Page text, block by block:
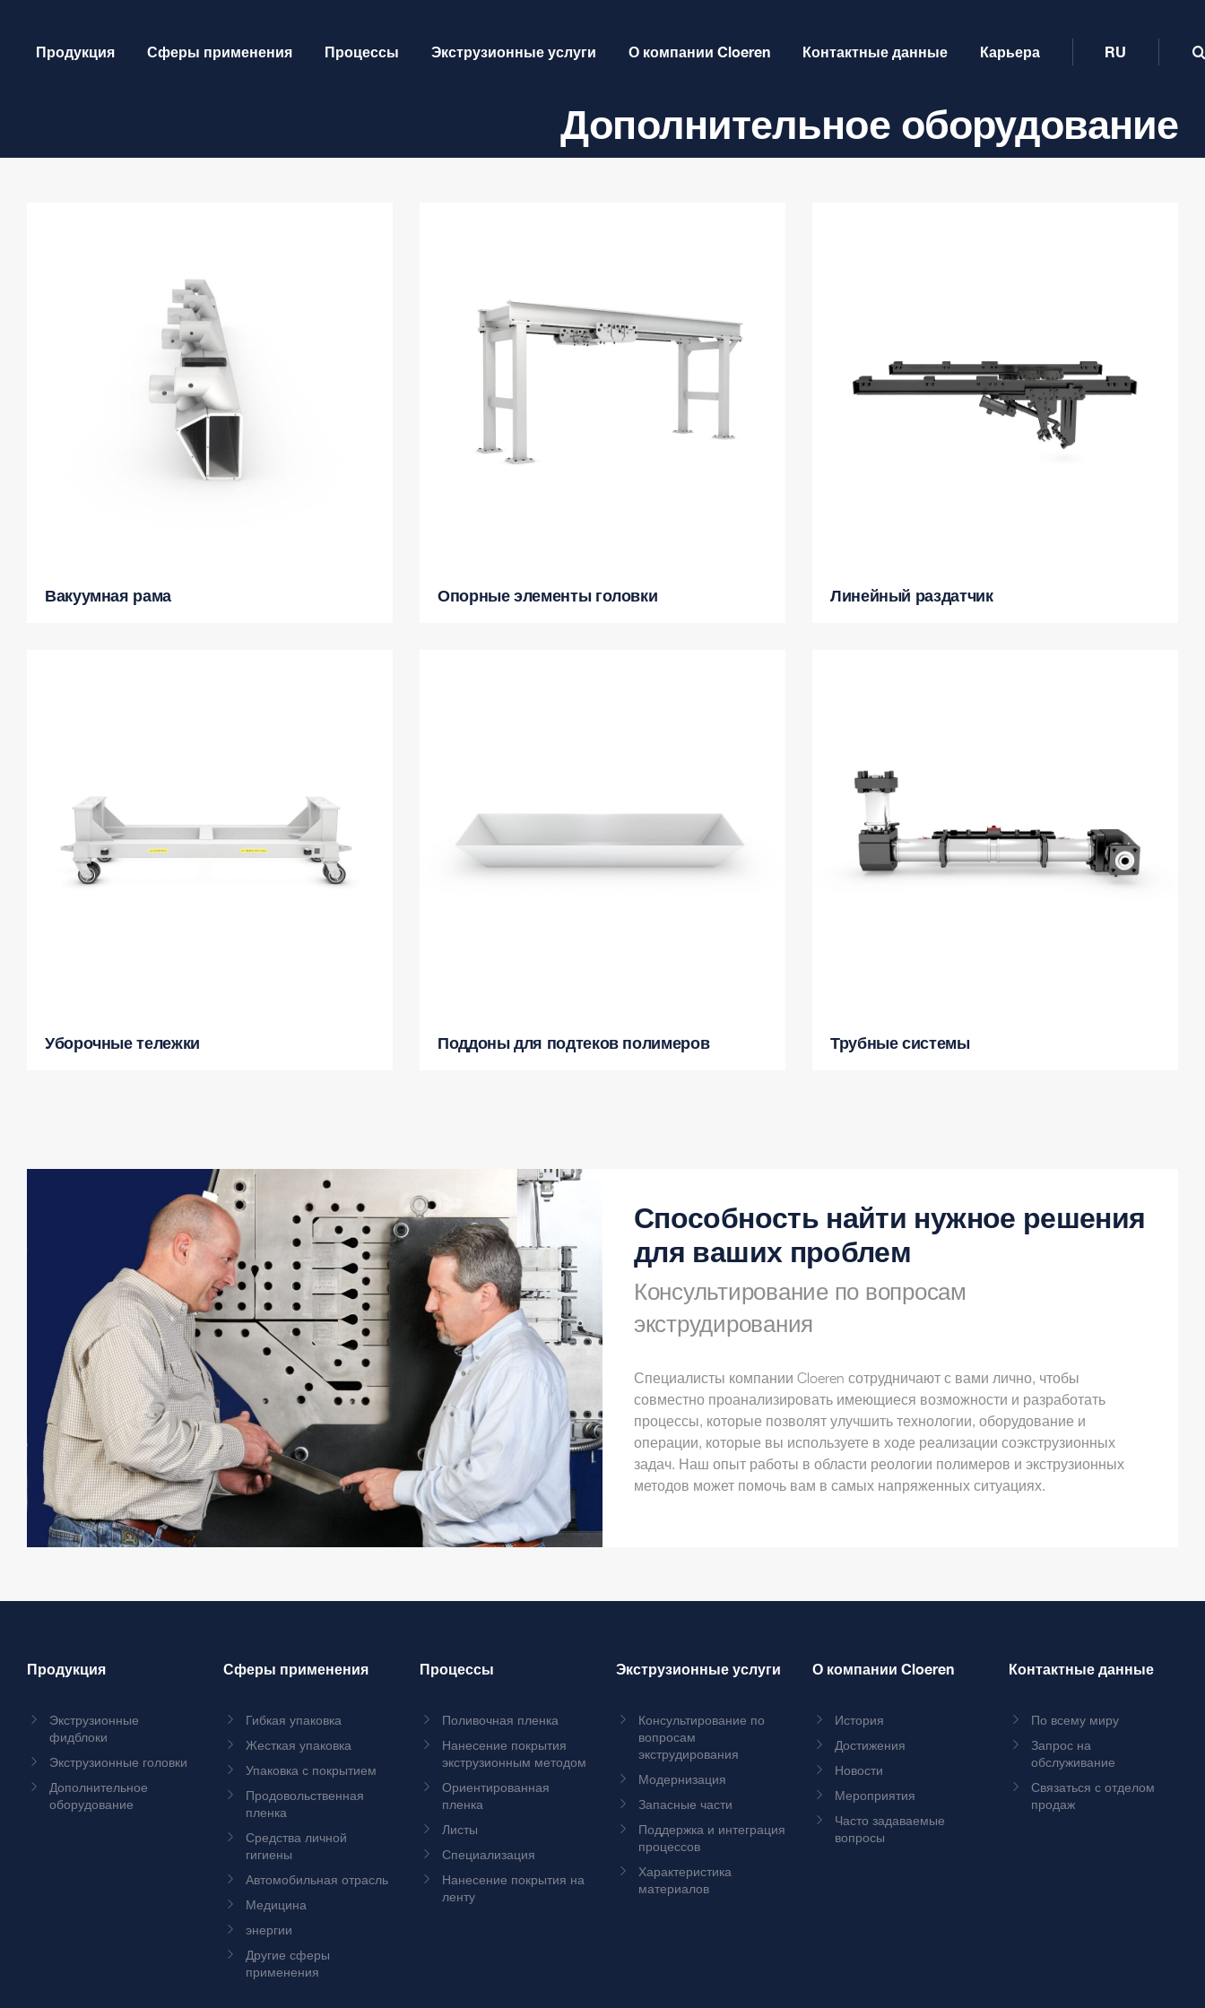
contentПродукция Сферы применения Процессы Экструзионные услуги О компании Cloeren Контактные данные Карьера RU
Дополнительное оборудование
Вакуумная рама Опорные элементы головки Линейный раздатчик
Уборочные тележки Поддоны для подтеков полимеров Трубные системы
Способность найти нужное решения
для ваших проблем
Консультирование по вопросам
экструдирования
Специалисты компании Cloeren сотрудничают с вами лично, чтобы
совместно проанализировать имеющиеся возможности и разработать
процессы, которые позволят улучшить технологии, оборудование и
операции, которые вы используете в ходе реализации соэкструзионных
задач. Наш опыт работы в области реологии полимеров и экструзионных
методов может помочь вам в самых напряженных ситуациях.
Продукция
Экструзионные
фидблоки
Экструзионные головки
Дополнительное
оборудование
Сферы применения
Гибкая упаковка
Жесткая упаковка
Упаковка с покрытием
Продовольственная
пленка
Средства личной
гигиены
Автомобильная отрасль
Медицина
энергии
Другие сферы
применения
Процессы
Поливочная пленка
Нанесение покрытия
экструзионным методом
Ориентированная
пленка
Листы
Специализация
Нанесение покрытия на
ленту
Экструзионные услуги
Консультирование по
вопросам
экструдирования
Модернизация
Запасные части
Поддержка и интеграция
процессов
Характеристика
материалов
О компании Cloeren
История
Достижения
Новости
Мероприятия
Часто задаваемые
вопросы
Контактные данные
По всему миру
Запрос на
обслуживание
Связаться с отделом
продаж